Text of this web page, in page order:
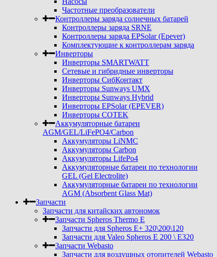
Частотные преобразователи
Контроллеры заряда солнечных батарей
Контроллеры заряда SRNE
Контроллеры заряда EPSolar (Epever)
Комплектующие к контроллерам заряда
Инверторы
Инверторы SMARTWATT
Сетевые и гибридные инверторы
Инверторы СибКонтакт
Инверторы Sunways UMX
Инверторы Sunways Hybrid
Инверторы EPSolar (EPEVER)
Инверторы COTEK
Аккумуляторные батареи
AGM/GEL/LiFePO4/Carbon
Аккумуляторы LiNMC
Аккумуляторы Carbon
Аккумуляторы LifePo4
Аккумуляторные батареи по технологии
GEL (Gel Electrolite)
Аккумуляторные батареи по технологии
AGM (Absorbent Glass Mat)
Запчасти
Запчасти для китайских автономок
Запчасти Spheros Thermo E
Запчасти для Spheros E+ 320\200\120
Запчасти для Valeo Spheros E 200 \ E320
Запчасти Webasto
Запчасти для воздушных отопителей Webasto